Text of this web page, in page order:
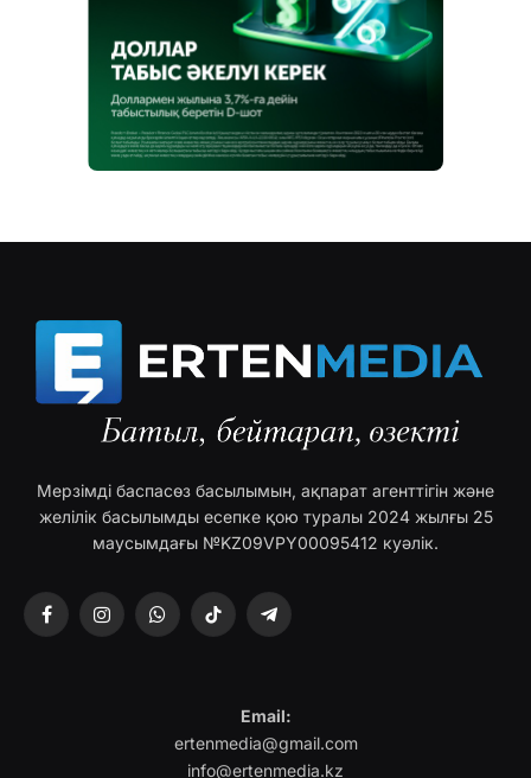
Мерзімді баспасөз басылымын, ақпарат агенттігін және
желілік басылымды есепке қою туралы 2024 жылғы 25
маусымдағы №KZ09VPY00095412 куәлік.
FacebookInstagramWhatsAppTikTok Telegram
Email:
ertenmedia@gmail.com
info@ertenmedia.kz